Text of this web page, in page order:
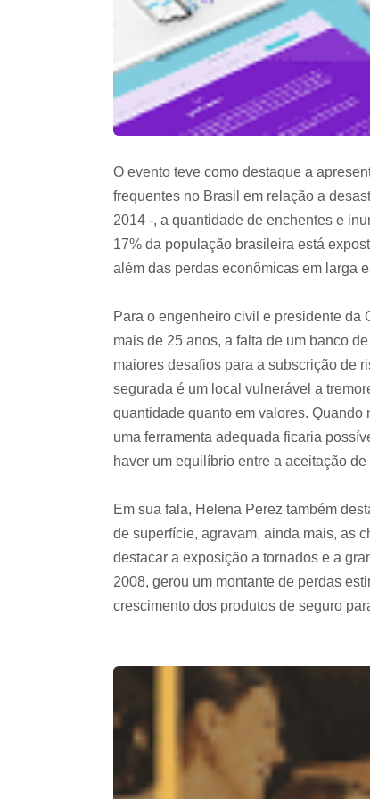
O evento teve como destaque a
frequentes no Brasil em relação a
2014 -, a quantidade de enchentes e
17% da população brasileira está
além das perdas econômicas em larga
Para o engenheiro civil e presidente da
mais de 25 anos, a falta de um banco
maiores desafios para a subscrição de
segurada é um local vulnerável a
quantidade quanto em valores. Quando
uma ferramenta adequada ficaria
haver um equilíbrio entre a aceitação
Em sua fala, Helena Perez também
de superfície, agravam, ainda mais, as
destacar a exposição a tornados e a
2008, gerou um montante de perdas
crescimento dos produtos de seguro